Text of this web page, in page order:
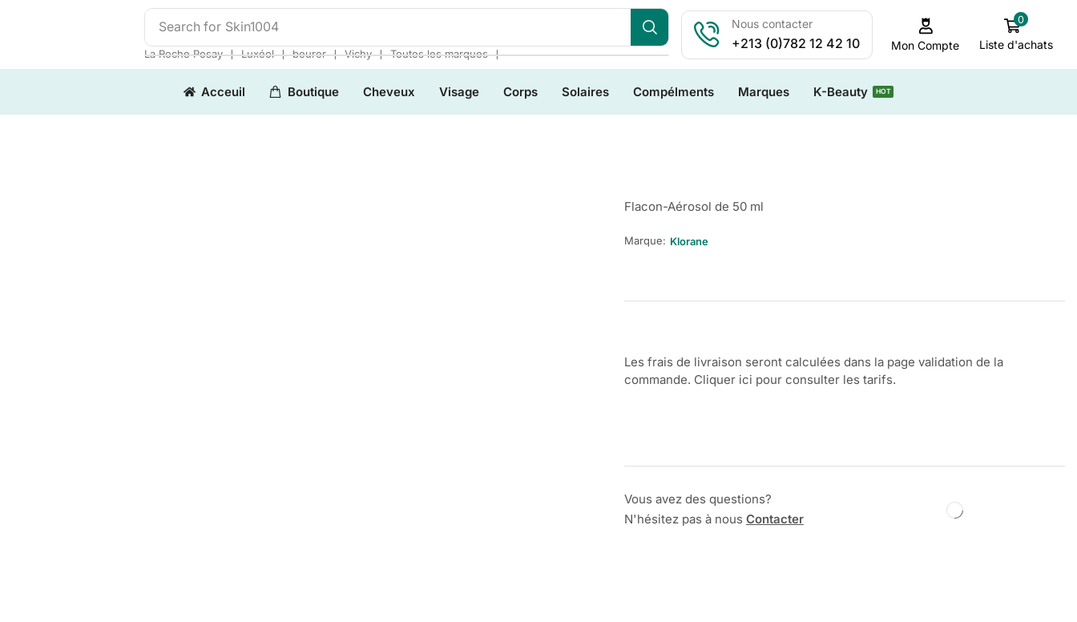
Search for Skin1004
La Roche Posay ❘ Luxéol ❘ beurer ❘ Vichy ❘ Toutes les marques ❘
Nous contacter
+213 (0)782 12 42 10 Mon Compte
0
Liste d'achats
Acceuil Boutique Cheveux Visage Corps Solaires Compélments Marques K-Beauty HOT
Flacon-Aérosol de 50 ml
Marque: Klorane
Les frais de livraison seront calculées dans la page validation de la
commande. Cliquer ici pour consulter les tarifs.
Vous avez des questions?
N'hésitez pas à nous Contacter